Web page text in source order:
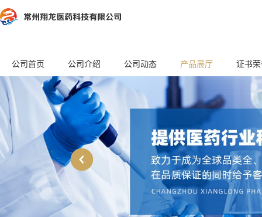
公司首页 公司介绍 公司动态 产品展厅 证书